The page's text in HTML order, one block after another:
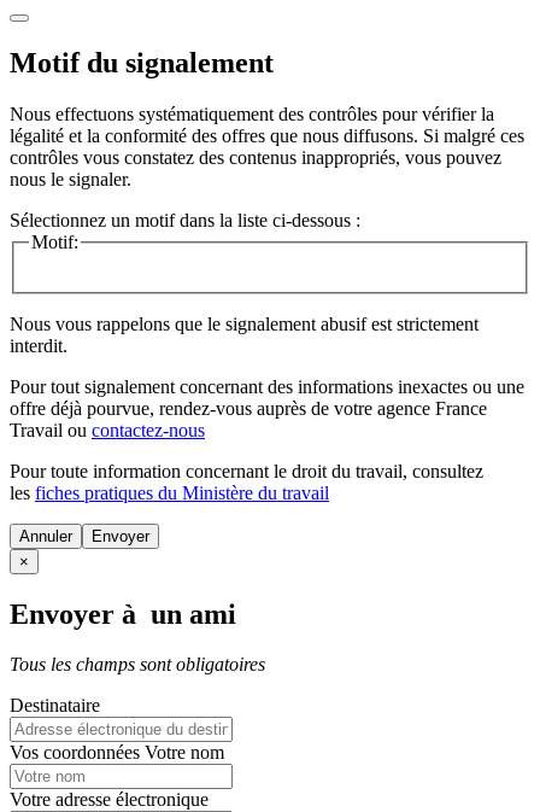
Motif du signalement
Nous effectuons systématiquement des contrôles pour vérifier la
légalité et la conformité des offres que nous diffusons. Si malgré ces
contrôles vous constatez des contenus inappropriés, vous pouvez
nous le signaler.
Sélectionnez un motif dans la liste ci-dessous :
Motif:
Nous vous rappelons que le signalement abusif est strictement
interdit.
Pour tout signalement concernant des informations inexactes ou une
offre déjà pourvue, rendez-vous auprès de votre agence France
Travail ou contactez-nous
Pour toute information concernant le droit du travail, consultez
les fiches pratiques du Ministère du travail
Annuler
×
Envoyer à un ami
Tous les champs sont obligatoires
Destinataire
Vos coordonnées Votre nom
Votre adresse électronique